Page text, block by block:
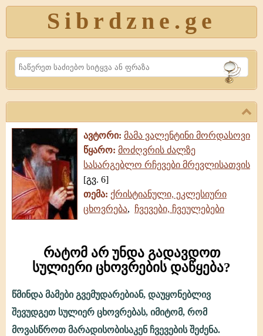
Sibrdzne.ge
Search
ავტორი: მამა ვალენტინი მორდასოვი
წყარო: მოძღვრის ძალზე
სასარგებლო რჩევები მრევლისათვის
[გვ. 6]
თემა: ქრისტიანული, ეკლესიური
ცხოვრება, ჩვევები, ჩვეულებები
რატომ არ უნდა გადავდოთ
სულიერი ცხოვრების დაწყება?
არ
წმინდა მამები გვემუდარებიან, დაუყონებლივ
შევუდგეთ სულიერ ცხოვრებას, იმიტომ, რომ
მოვასწროთ მარადისობისაკენ ჩვევების შეძენა.